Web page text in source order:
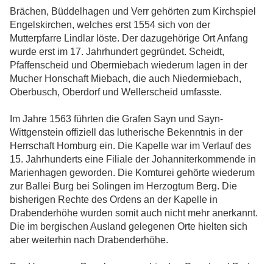
Brächen, Büddelhagen und Verr gehörten zum Kirchspiel
Engelskirchen, welches erst 1554 sich von der
Mutterpfarre Lindlar löste. Der dazugehörige Ort Anfang
wurde erst im 17. Jahrhundert gegründet. Scheidt,
Pfaffenscheid und Obermiebach wiederum lagen in der
Mucher Honschaft Miebach, die auch Niedermiebach,
Oberbusch, Oberdorf und Wellerscheid umfasste.
Im Jahre 1563 führten die Grafen Sayn und Sayn-
Wittgenstein offiziell das lutherische Bekenntnis in der
Herrschaft Homburg ein. Die Kapelle war im Verlauf des
15. Jahrhunderts eine Filiale der Johanniterkommende in
Marienhagen geworden. Die Komturei gehörte wiederum
zur Ballei Burg bei Solingen im Herzogtum Berg. Die
bisherigen Rechte des Ordens an der Kapelle in
Drabenderhöhe wurden somit auch nicht mehr anerkannt.
Die im bergischen Ausland gelegenen Orte hielten sich
aber weiterhin nach Drabenderhöhe.